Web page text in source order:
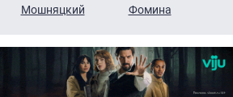
Мошняцкий
Фомина